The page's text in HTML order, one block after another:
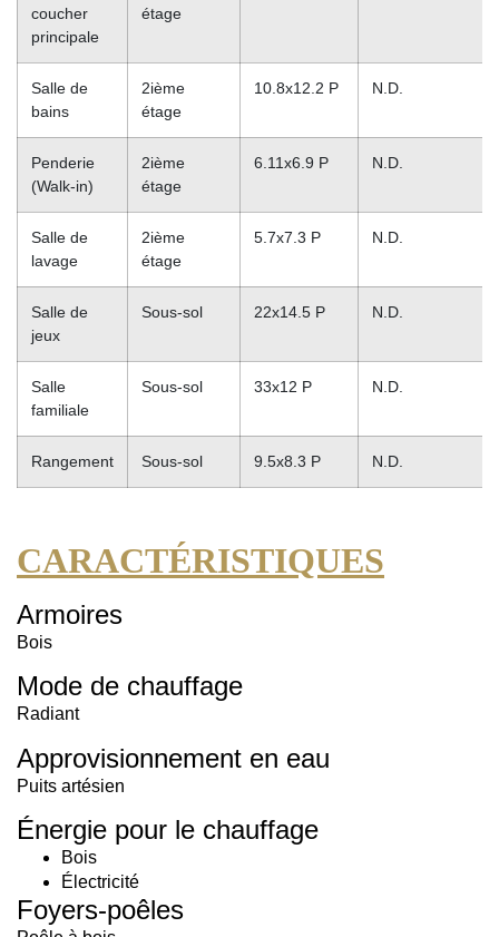
coucher
principale
étage
Salle de
bains
2ième
étage
10.8x12.2 P N.D.
Penderie
(Walk-in)
2ième
étage
6.11x6.9 P N.D.
Salle de
lavage
2ième
étage
5.7x7.3 P N.D.
Salle de
jeux
Sous-sol 22x14.5 P N.D.
Salle
familiale
Sous-sol 33x12 P N.D.
Rangement Sous-sol 9.5x8.3 P N.D.
CARACTÉRISTIQUES
Armoires
Bois
Mode de chauffage
Radiant
Approvisionnement en eau
Puits artésien
Énergie pour le chauffage
Bois
Électricité
Foyers-poêles